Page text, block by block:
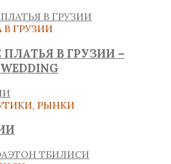
В ГРУЗИИ
В ГРУЗИИ –
РЫНКИ